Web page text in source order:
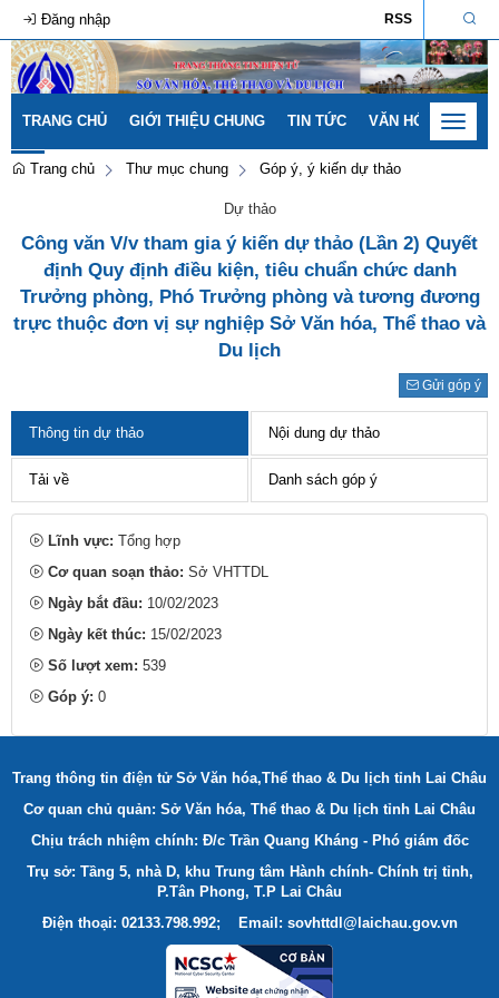
RSS
Đăng nhập
TRANG CHỦ GIỚI THIỆU CHUNG TIN TỨC VĂN HÓA - GIA
Toggle
Trang chủ
Thư mục chung Góp ý, ý kiến dự thảo
Dự thảo
Công văn V/v tham gia ý kiến dự thảo (Lần 2) Quyết
định Quy định điều kiện, tiêu chuẩn chức danh
Trưởng phòng, Phó Trưởng phòng và tương đương
trực thuộc đơn vị sự nghiệp Sở Văn hóa, Thể thao và
Du lịch
Thông tin dự thảo Nội dung dự thảo
Tải về Danh sách góp ý
Lĩnh vực: Tổng hợp
Cơ quan soạn thảo: Sở VHTTDL
Ngày bắt đầu: 10/02/2023
Ngày kết thúc: 15/02/2023
Số lượt xem: 539
Góp ý: 0
Gửi góp ý
Trang thông tin điện tử Sở Văn hóa,Thể thao & Du lịch tỉnh Lai Châu
Cơ quan chủ quản: Sở Văn hóa, Thể thao & Du lịch tỉnh Lai Châu
Chịu trách nhiệm chính: Đ/c Trần Quang Kháng - Phó giám đốc
Trụ sở: Tầng 5, nhà D, khu Trung tâm Hành chính- Chính trị tỉnh,
P.Tân Phong, T.P Lai Châu
Điện thoại: 02133.798.992; Email: sovhttdl@laichau.gov.vn